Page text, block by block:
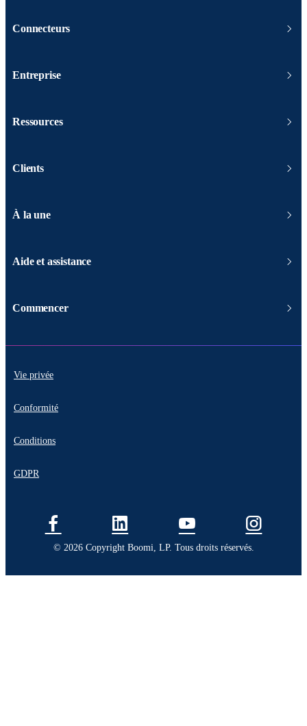
Connecteurs
Entreprise
Ressources
Clients
À la une
Aide et assistance
Commencer
Vie privée
Conformité
Conditions
GDPR
© 2026 Copyright Boomi, LP. Tous droits réservés.